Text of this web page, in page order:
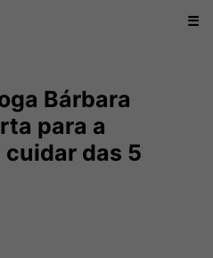
☰
Bárbara
para a
das 5